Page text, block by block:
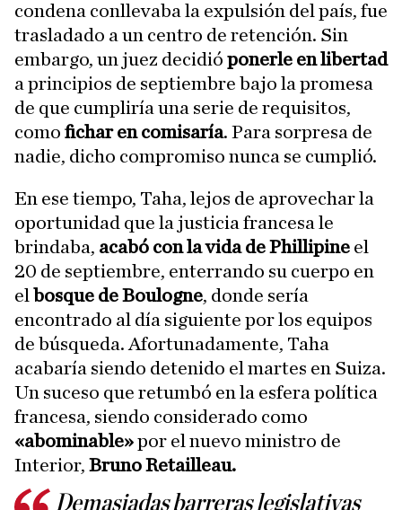
condena conllevaba la expulsión del país, fue
trasladado a un centro de retención. Sin
embargo, un juez decidió ponerle en libertad
a principios de septiembre bajo la promesa
de que cumpliría una serie de requisitos,
como fichar en comisaría. Para sorpresa de
nadie, dicho compromiso nunca se cumplió.
En ese tiempo, Taha, lejos de aprovechar la
oportunidad que la justicia francesa le
brindaba, acabó con la vida de Phillipine el
20 de septiembre, enterrando su cuerpo en
el bosque de Boulogne, donde sería
encontrado al día siguiente por los equipos
de búsqueda. Afortunadamente, Taha
acabaría siendo detenido el martes en Suiza.
Un suceso que retumbó en la esfera política
francesa, siendo considerado como
«abominable»por el nuevo ministro de
Interior, Bruno Retailleau.
Demasiadas barreras legislativas